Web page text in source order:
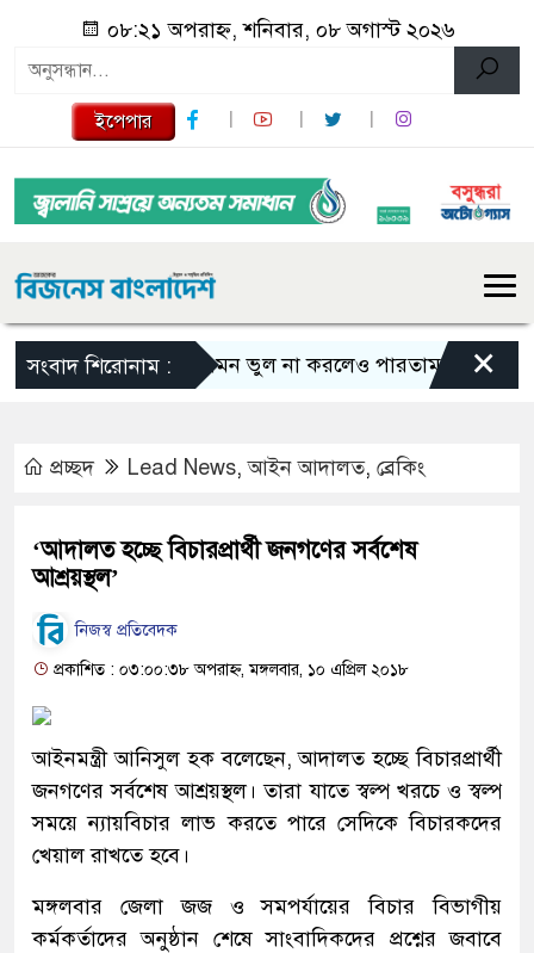
০৮:২১ অপরাহ্ন, শনিবার, ০৮ অগাস্ট ২০২৬
ইপেপার
সংবাদ শিরোনাম :এমন ভুল না করলেও পারতাম : শাকিব খান
×
প্রচ্ছদ Lead News,আইন আদালত, ব্রেকিং
‘আদালত হচ্ছে বিচারপ্রার্থী জনগণের সর্বশেষ
আশ্রয়স্থল’
নিজস্ব প্রতিবেদক
প্রকাশিত : ০৩:০০:৩৮ অপরাহ্ন, মঙ্গলবার, ১০ এপ্রিল ২০১৮
আইনমন্ত্রী আনিসুল হক বলেছেন, আদালত হচ্ছে বিচারপ্রার্থী
জনগণের সর্বশেষ আশ্রয়স্থল। তারা যাতে স্বল্প খরচে ও স্বল্প
সময়ে ন্যায়বিচার লাভ করতে পারে সেদিকে বিচারকদের
খেয়াল রাখতে হবে।
মঙ্গলবার জেলা জজ ও সমপর্যায়ের বিচার বিভাগীয়
কর্মকর্তাদের অনুষ্ঠান শেষে সাংবাদিকদের প্রশ্নের জবাবে